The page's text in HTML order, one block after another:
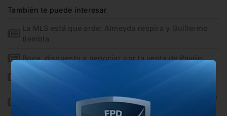
También te puede interesar
La MLS está que arde: Almeyda respira y Guillermo
tiembla
Boca, dispuesto a negociar por la venta de Pavón
Almeyda le ganó el duelo de argentino a Guillermo en